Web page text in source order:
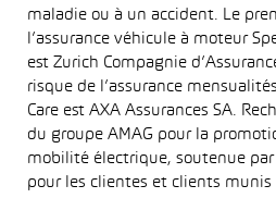
maladie ou à un accident. Le
l’assurance véhicule à moteur
est Zurich Compagnie
risque de l’assurance
Care est AXA Assurances SA.
du groupe AMAG pour la
mobilité électrique, soutenue par
pour les clientes et clients